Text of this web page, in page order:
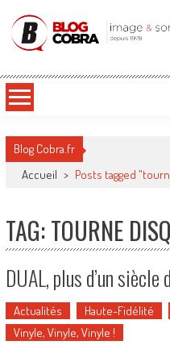
Blog Cobra
Blog Cobra.fr
Accueil > Posts tagged
TAG: TOURNE
DUAL, plus d’un siècle
Actualités Haute-Fidélité
Vinyle, Vinyle, Vinyle !